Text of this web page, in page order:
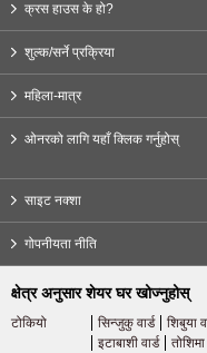
क्रस हाउस के हो?
शुल्क/सर्ने प्रक्रिया
महिला-मात्र
ओनरको लागि यहाँ क्लिक गर्नुहोस्
साइट नक्शा
गोपनीयता नीति
क्षेत्र अनुसार शेयर घर खोज्नुहोस्
टोकियो सिन्जुकु वार्ड शिबुया
इटाबाशी वार्ड
तोशिमा